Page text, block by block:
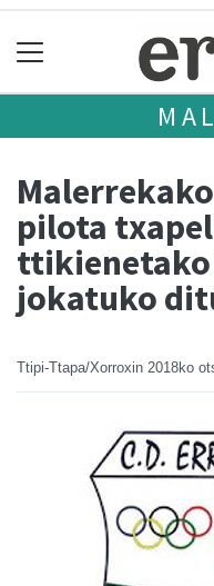
pilota
jokatuko
Ttipi-Ttapa/Xorroxin 2018ko